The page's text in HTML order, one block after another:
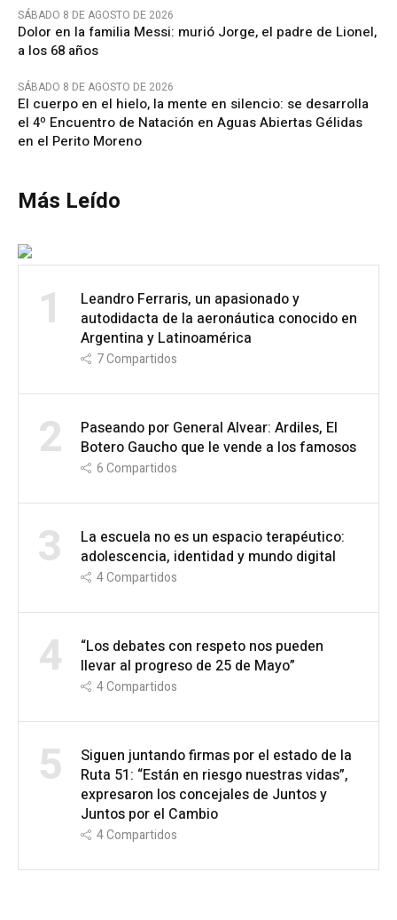
SÁBADO 8 DE AGOSTO DE 2026
Dolor en la familia Messi: murió Jorge, el padre de Lionel,
a los 68 años
SÁBADO 8 DE AGOSTO DE 2026
El cuerpo en el hielo, la mente en silencio: se desarrolla
el 4º Encuentro de Natación en Aguas Abiertas Gélidas
en el Perito Moreno
Más Leído
1
Leandro Ferraris, un apasionado y
autodidacta de la aeronáutica conocido en
Argentina y Latinoamérica
7Compartidos
2
Paseando por General Alvear: Ardiles, El
Botero Gaucho que le vende a los famosos
6Compartidos
3
La escuela no es un espacio terapéutico:
adolescencia, identidad y mundo digital
4Compartidos
4
“Los debates con respeto nos pueden
llevar al progreso de 25 de Mayo”
4Compartidos
5
Siguen juntando firmas por el estado de la
Ruta 51: “Están en riesgo nuestras vidas”,
expresaron los concejales de Juntos y
Juntos por el Cambio
4Compartidos